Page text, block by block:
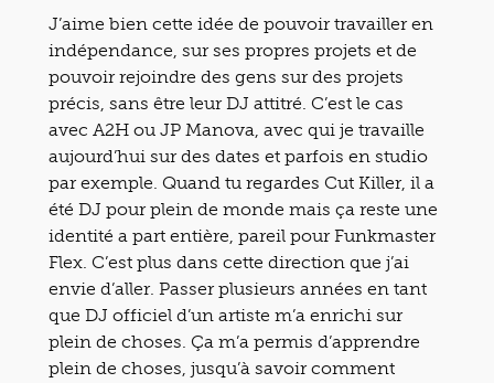
J’aime bien cette idée de pouvoir travailler en
indépendance, sur ses propres projets et de
pouvoir rejoindre des gens sur des projets
précis, sans être leur DJ attitré. C’est le cas
avec A2H ou JP Manova, avec qui je travaille
aujourd’hui sur des dates et parfois en studio
par exemple. Quand tu regardes Cut Killer, il a
été DJ pour plein de monde mais ça reste une
identité a part entière, pareil pour Funkmaster
Flex. C’est plus dans cette direction que j’ai
envie d’aller. Passer plusieurs années en tant
que DJ officiel d’un artiste m’a enrichi sur
plein de choses. Ça m’a permis d’apprendre
plein de choses, jusqu’à savoir comment